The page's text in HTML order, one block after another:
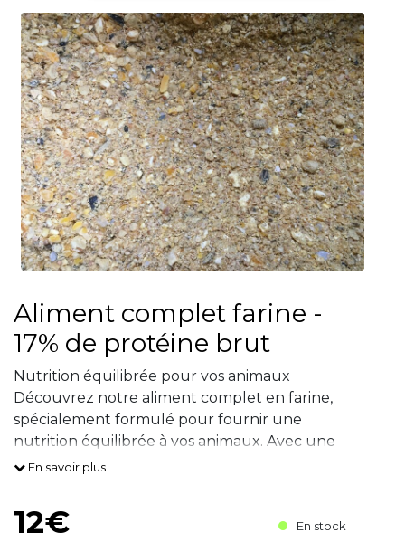
Aliment complet farine -
17% de protéine brut
Nutrition équilibrée pour vos animaux
Découvrez notre aliment complet en farine,
spécialement formulé pour fournir une
nutrition équilibrée à vos animaux. Avec une
teneur élevée de 17% de protéine brute, cet
En savoir plus
12€ En stock